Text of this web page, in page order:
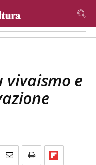
vivaismo e